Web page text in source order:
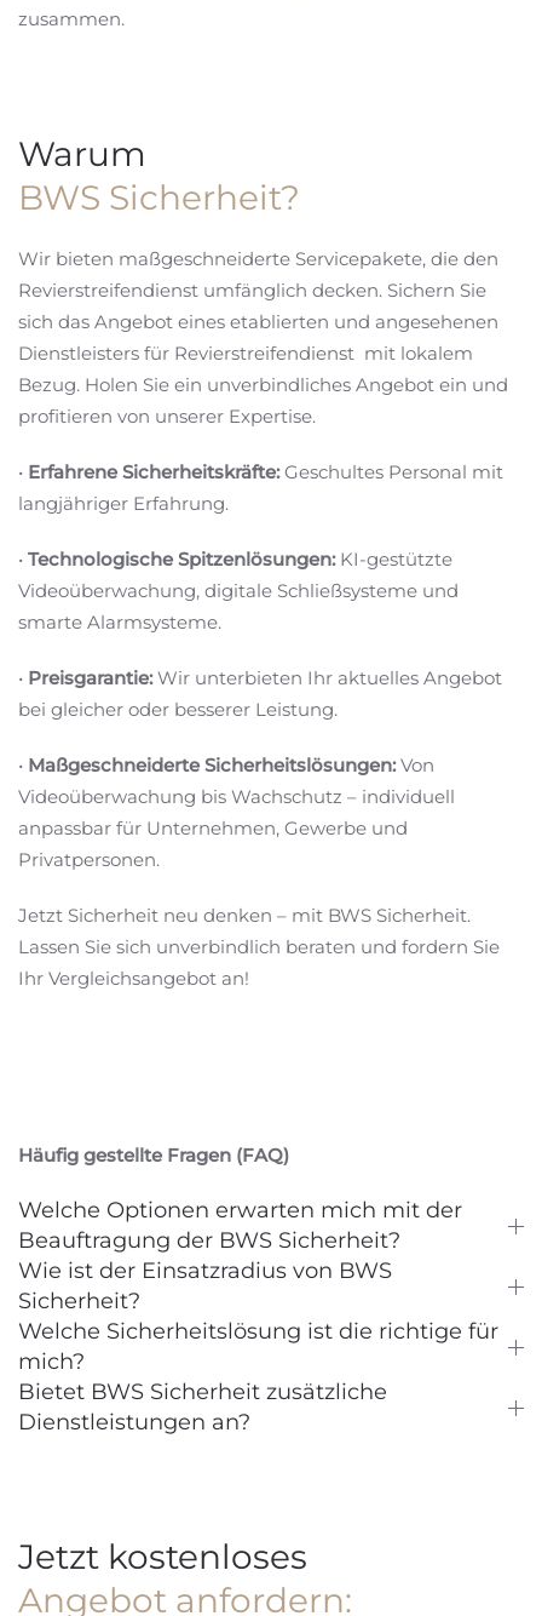
zusammen.
Warum
BWS Sicherheit?
Wir bieten maßgeschneiderte Servicepakete, die den
Revierstreifendienst umfänglich decken. Sichern Sie
sich das Angebot eines etablierten und angesehenen
Dienstleisters für Revierstreifendienst mit lokalem
Bezug. Holen Sie ein unverbindliches Angebot ein und
profitieren von unserer Expertise.
• Erfahrene Sicherheitskräfte:Geschultes Personal mit
langjähriger Erfahrung.
• Technologische Spitzenlösungen:KI-gestützte
Videoüberwachung, digitale Schließsysteme und
smarte Alarmsysteme.
• Preisgarantie:Wir unterbieten Ihr aktuelles Angebot
bei gleicher oder besserer Leistung.
• Maßgeschneiderte Sicherheitslösungen:Von
Videoüberwachung bis Wachschutz – individuell
anpassbar für Unternehmen, Gewerbe und
Privatpersonen.
Jetzt Sicherheit neu denken – mit BWS Sicherheit.
Lassen Sie sich unverbindlich beraten und fordern Sie
Ihr Vergleichsangebot an!
Häufig gestellte Fragen (FAQ)
Welche Optionen erwarten mich mit der
Beauftragung der BWS Sicherheit?
Wie ist der Einsatzradius von BWS
Sicherheit?
Welche Sicherheitslösung ist die richtige für
mich?
Bietet BWS Sicherheit zusätzliche
Dienstleistungen an?
Jetzt kostenloses
Angebot anfordern: